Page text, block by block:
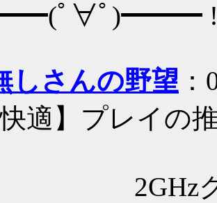
ﾟ∀ﾟ)━━━
しさんの野望
適】プレイの
2GHzク